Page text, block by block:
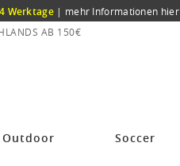
Werktage | mehr Informationen hier
AB 150€
Outdoor Soccer